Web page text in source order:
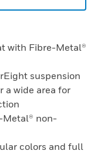
with Fibre-Metal®
suspension
a wide area for
Metal® non-
colors and full